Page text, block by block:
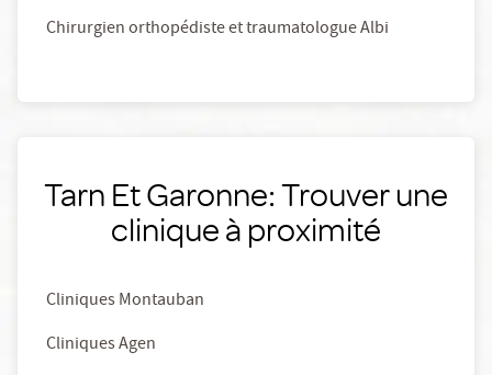
Chirurgien orthopédiste et traumatologue Albi
Tarn Et Garonne: Trouver une
clinique à proximité
Cliniques Montauban
Cliniques Agen